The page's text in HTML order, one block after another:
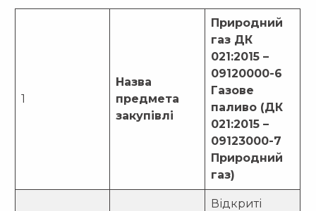
1
Назва
предмета
закупівлі
Природний
газ ДК
021:2015 –
09120000-6
Газове
паливо (ДК
021:2015 –
09123000-7
Природний
газ)
Відкриті